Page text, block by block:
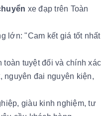
xe đạp trên Toàn
lớn: "Cam kết giá tốt nhất
toàn tuyệt đối và chính xác
nguyên đai nguyên kiện,
giàu kinh nghiệm, tư